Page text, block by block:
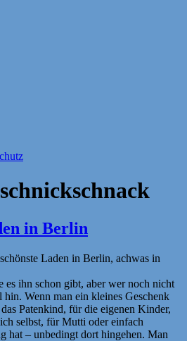
schnickschnack
in Berlin
Laden in Berlin, achwas in
ihn schon gibt, aber wer noch nicht
Wenn man ein kleines Geschenk
Patenkind, für die eigenen Kinder,
selbst, für Mutti oder einfach
hat – unbedingt dort hingehen. Man